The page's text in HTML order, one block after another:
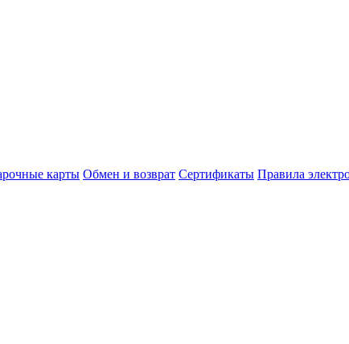
карты Обмен и возврат Сертификаты Правила